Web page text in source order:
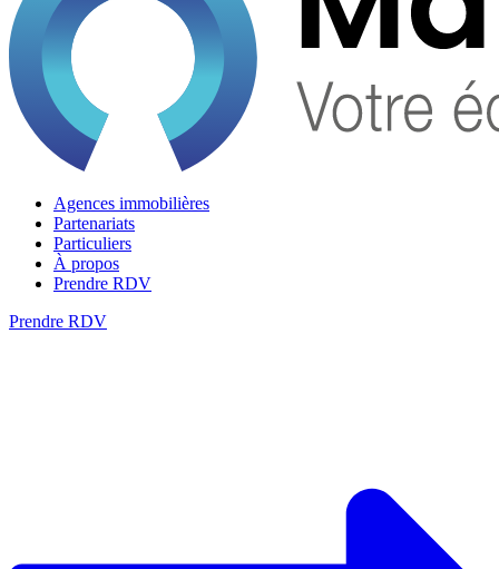
Agences immobilières
Partenariats
Particuliers
À propos
Prendre RDV
Prendre RDV